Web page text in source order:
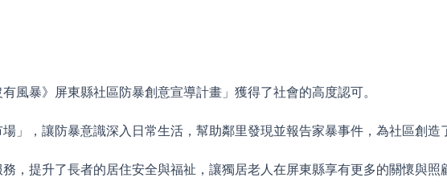
風暴》屏東縣社區防暴創意宣導計畫」獲得了社會的高度認可。
」，讓防暴意識深入日常生活，幫助鄰里發現並報告家暴事件，為社區創造
，提升了長者的居住安全與福祉，讓獨居老人在屏東縣享有更多的關懷與照